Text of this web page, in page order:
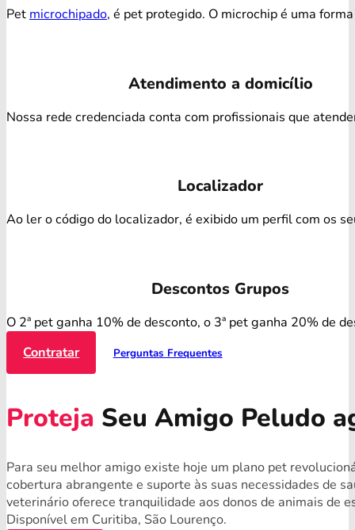
Pet microchipado, é pet protegido. O microchip é uma
Atendimento a domicílio
Nossa rede credenciada conta com profissionais que
Localizador
Ao ler o código do localizador, é exibido um perfil com os
Descontos Grupos
O 2ª pet ganha 10% de desconto, o 3ª pet ganha 20% de
Contratar
Perguntas Frequentes
Proteja Seu Amigo Peludo
Para seu melhor amigo existe hoje um plano pet
cobertura abrangente e suporte às suas necessidades de
veterinário oferece tranquilidade aos donos de animais de
Disponível em Curitiba, São Lourenço.